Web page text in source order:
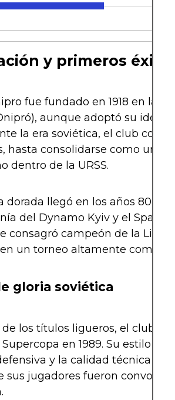
y primeros
fue fundado en 1918 en la
aunque adoptó su
la era soviética, el club
hasta consolidarse como una
dentro de la URSS.
dorada llegó en los años 80,
del Dynamo Kyiv y el Spartak
consagró campeón de la Liga
un torneo altamente
gloria soviética
los títulos ligueros, el club
Supercopa en 1989. Su estilo
y la calidad técnica de
sus jugadores fueron